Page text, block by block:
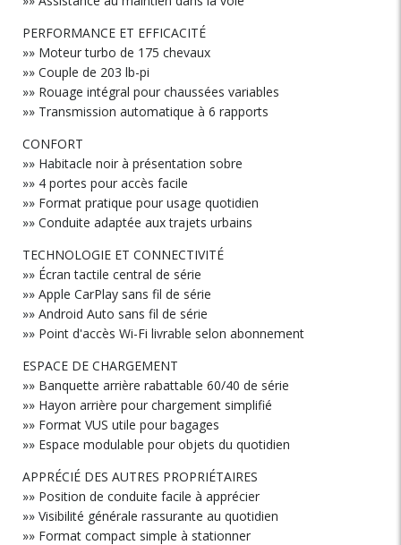
PERFORMANCE ET EFFICACITÉ
»» Moteur turbo de 175 chevaux
»» Couple de 203 lb-pi
»» Rouage intégral pour chaussées variables
»» Transmission automatique à 6 rapports
CONFORT
»» Habitacle noir à présentation sobre
»» 4 portes pour accès facile
»» Format pratique pour usage quotidien
»» Conduite adaptée aux trajets urbains
TECHNOLOGIE ET CONNECTIVITÉ
»» Écran tactile central de série
»» Apple CarPlay sans fil de série
»» Android Auto sans fil de série
»» Point d'accès Wi-Fi livrable selon abonnement
ESPACE DE CHARGEMENT
»» Banquette arrière rabattable 60/40 de série
»» Hayon arrière pour chargement simplifié
»» Format VUS utile pour bagages
»» Espace modulable pour objets du quotidien
APPRÉCIÉ DES AUTRES PROPRIÉTAIRES
»» Position de conduite facile à apprécier
»» Visibilité générale rassurante au quotidien
»» Format compact simple à stationner